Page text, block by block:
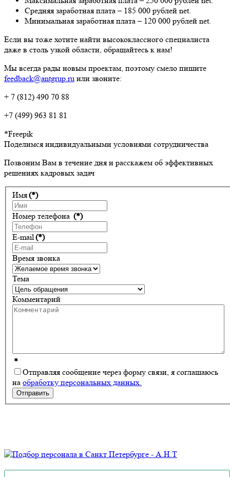
Средняя заработная плата – 185 000 рублей net.
Минимальная заработная плата – 120 000 рублей net.
Если вы тоже хотите найти высококлассного специалиста
даже в столь узкой области, обращайтесь к нам!
Мы всегда рады новым проектам, поэтому смело пишите
feedback@antgrup.ru или звоните:
+ 7 (812) 490 70 88
+7 (499) 963 81 81
*Freepik
Поделимся индивидуальными условиями сотрудничества
Позвоним Вам в течение дня и расскажем об эффективных
решениях кадровых задач
Имя(*)
Номер телефона (*)
E-mail(*)
Время звонка
Тема
Комментарий
*
Отправляя сообщение через форму связи, я соглашаюсь
на обработку персональных данных.
Отправить